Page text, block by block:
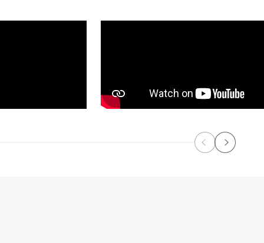
ZurückWeiter